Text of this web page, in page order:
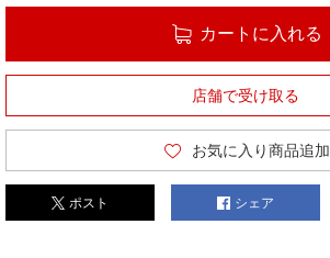
カートに入れる
店舗で受け取る
お気に入り商品追加
ポスト シェア